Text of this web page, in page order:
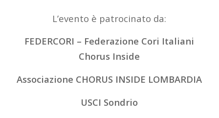
L’evento è patrocinato da:
FEDERCORI – Federazione Cori Italiani
Chorus Inside
Associazione CHORUS INSIDE LOMBARDIA
USCI Sondrio